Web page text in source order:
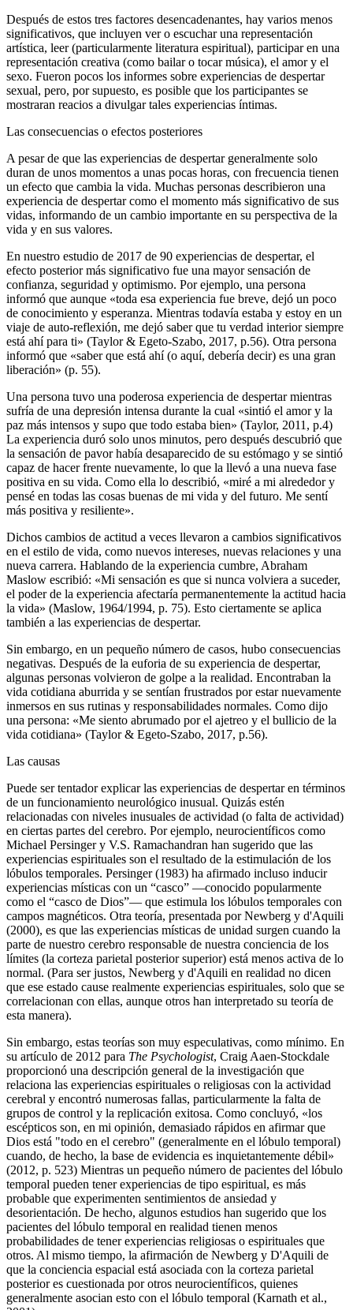
Después de estos tres factores desencadenantes, hay varios menos
significativos, que incluyen ver o escuchar una representación
artística, leer (particularmente literatura espiritual), participar en una
representación creativa (como bailar o tocar música), el amor y el
sexo. Fueron pocos los informes sobre experiencias de despertar
sexual, pero, por supuesto, es posible que los participantes se
mostraran reacios a divulgar tales experiencias íntimas.
Las consecuencias o efectos posteriores
A pesar de que las experiencias de despertar generalmente solo
duran de unos momentos a unas pocas horas, con frecuencia tienen
un efecto que cambia la vida. Muchas personas describieron una
experiencia de despertar como el momento más significativo de sus
vidas, informando de un cambio importante en su perspectiva de la
vida y en sus valores.
En nuestro estudio de 2017 de 90 experiencias de despertar, el
efecto posterior más significativo fue una mayor sensación de
confianza, seguridad y optimismo. Por ejemplo, una persona
informó que aunque «toda esa experiencia fue breve, dejó un poco
de conocimiento y esperanza. Mientras todavía estaba y estoy en un
viaje de auto-reflexión, me dejó saber que tu verdad interior siempre
está ahí para ti» (Taylor & Egeto-Szabo, 2017, p.56). Otra persona
informó que «saber que está ahí (o aquí, debería decir) es una gran
liberación» (p. 55).
Una persona tuvo una poderosa experiencia de despertar mientras
sufría de una depresión intensa durante la cual «sintió el amor y la
paz más intensos y supo que todo estaba bien» (Taylor, 2011, p.4)
La experiencia duró solo unos minutos, pero después descubrió que
la sensación de pavor había desaparecido de su estómago y se sintió
capaz de hacer frente nuevamente, lo que la llevó a una nueva fase
positiva en su vida. Como ella lo describió, «miré a mi alrededor y
pensé en todas las cosas buenas de mi vida y del futuro. Me sentí
más positiva y resiliente».
Dichos cambios de actitud a veces llevaron a cambios significativos
en el estilo de vida, como nuevos intereses, nuevas relaciones y una
nueva carrera. Hablando de la experiencia cumbre, Abraham
Maslow escribió: «Mi sensación es que si nunca volviera a suceder,
el poder de la experiencia afectaría permanentemente la actitud hacia
la vida» (Maslow, 1964/1994, p. 75). Esto ciertamente se aplica
también a las experiencias de despertar.
Sin embargo, en un pequeño número de casos, hubo consecuencias
negativas. Después de la euforia de su experiencia de despertar,
algunas personas volvieron de golpe a la realidad. Encontraban la
vida cotidiana aburrida y se sentían frustrados por estar nuevamente
inmersos en sus rutinas y responsabilidades normales. Como dijo
una persona: «Me siento abrumado por el ajetreo y el bullicio de la
vida cotidiana» (Taylor & Egeto-Szabo, 2017, p.56).
Las causas
Puede ser tentador explicar las experiencias de despertar en términos
de un funcionamiento neurológico inusual. Quizás estén
relacionadas con niveles inusuales de actividad (o falta de actividad)
en ciertas partes del cerebro. Por ejemplo, neurocientíficos como
Michael Persinger y V.S. Ramachandran han sugerido que las
experiencias espirituales son el resultado de la estimulación de los
lóbulos temporales. Persinger (1983) ha afirmado incluso inducir
experiencias místicas con un “casco” ―conocido popularmente
como el “casco de Dios”― que estimula los lóbulos temporales con
campos magnéticos. Otra teoría, presentada por Newberg y d'Aquili
(2000), es que las experiencias místicas de unidad surgen cuando la
parte de nuestro cerebro responsable de nuestra conciencia de los
límites (la corteza parietal posterior superior) está menos activa de lo
normal. (Para ser justos, Newberg y d'Aquili en realidad no dicen
que ese estado cause realmente experiencias espirituales, solo que se
correlacionan con ellas, aunque otros han interpretado su teoría de
esta manera).
Sin embargo, estas teorías son muy especulativas, como mínimo. En
su artículo de 2012 para The Psychologist, Craig Aaen-Stockdale
proporcionó una descripción general de la investigación que
relaciona las experiencias espirituales o religiosas con la actividad
cerebral y encontró numerosas fallas, particularmente la falta de
grupos de control y la replicación exitosa. Como concluyó, «los
escépticos son, en mi opinión, demasiado rápidos en afirmar que
Dios está "todo en el cerebro" (generalmente en el lóbulo temporal)
cuando, de hecho, la base de evidencia es inquietantemente débil»
(2012, p. 523) Mientras un pequeño número de pacientes del lóbulo
temporal pueden tener experiencias de tipo espiritual, es más
probable que experimenten sentimientos de ansiedad y
desorientación. De hecho, algunos estudios han sugerido que los
pacientes del lóbulo temporal en realidad tienen menos
probabilidades de tener experiencias religiosas o espirituales que
otros. Al mismo tiempo, la afirmación de Newberg y D'Aquili de
que la conciencia espacial está asociada con la corteza parietal
posterior es cuestionada por otros neurocientíficos, quienes
generalmente asocian esto con el lóbulo temporal (Karnath et al.,